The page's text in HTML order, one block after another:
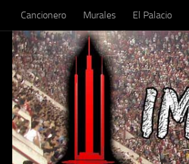
Skip to content
Cancionero Murales El Palacio